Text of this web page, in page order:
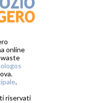
online
.
riservati